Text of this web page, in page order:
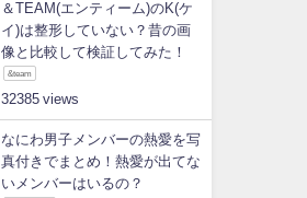
＆TEAM(エンティーム)のK(ケ
イ)は整形していない？昔の画
像と比較して検証してみた！
&team
32385
なにわ男子メンバーの熱愛を写
真付きでまとめ！熱愛が出てな
いメンバーはいるの？